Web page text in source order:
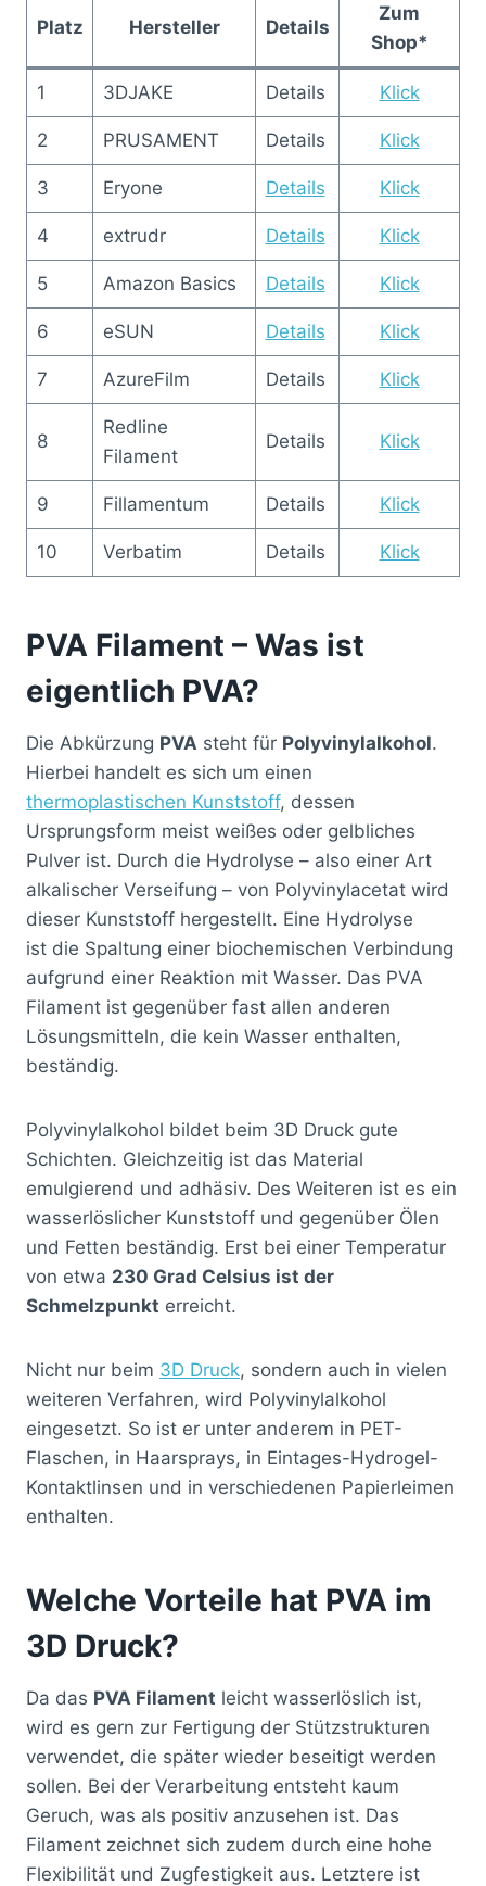
Platz Hersteller Details
Zum
Shop*
1 3DJAKE Details Klick
2 PRUSAMENT Details Klick
3 Eryone Details Klick
4 extrudr Details Klick
5 Amazon Basics Details Klick
6 eSUN Details Klick
7 AzureFilm Details Klick
8
Redline
Filament
Details Klick
9 Fillamentum Details Klick
10 Verbatim Details Klick
PVA Filament – Was ist
eigentlich PVA?
Die Abkürzung PVA steht für Polyvinylalkohol.
Hierbei handelt es sich um einen
thermoplastischen Kunststoff, dessen
Ursprungsform meist weißes oder gelbliches
Pulver ist. Durch die Hydrolyse – also einer Art
alkalischer Verseifung – von Polyvinylacetat wird
dieser Kunststoff hergestellt. Eine Hydrolyse
ist die Spaltung einer biochemischen Verbindung
aufgrund einer Reaktion mit Wasser. Das PVA
Filament ist gegenüber fast allen anderen
Lösungsmitteln, die kein Wasser enthalten,
beständig.
Polyvinylalkohol bildet beim 3D Druck gute
Schichten. Gleichzeitig ist das Material
emulgierend und adhäsiv. Des Weiteren ist es ein
wasserlöslicher Kunststoff und gegenüber Ölen
und Fetten beständig. Erst bei einer Temperatur
von etwa 230 Grad Celsius ist der
Schmelzpunkt erreicht.
Nicht nur beim 3D Druck, sondern auch in vielen
weiteren Verfahren, wird Polyvinylalkohol
eingesetzt. So ist er unter anderem in PET-
Flaschen, in Haarsprays, in Eintages-Hydrogel-
Kontaktlinsen und in verschiedenen Papierleimen
enthalten.
Welche Vorteile hat PVA im
3D Druck?
Da das PVA Filament leicht wasserlöslich ist,
wird es gern zur Fertigung der Stützstrukturen
verwendet, die später wieder beseitigt werden
sollen. Bei der Verarbeitung entsteht kaum
Geruch, was als positiv anzusehen ist. Das
Filament zeichnet sich zudem durch eine hohe
Flexibilität und Zugfestigkeit aus. Letztere ist